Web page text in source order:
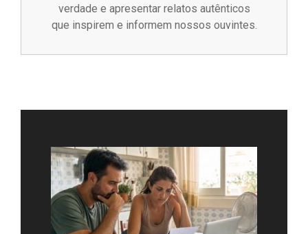
verdade e apresentar relatos autênticos
que inspirem e informem nossos ouvintes.